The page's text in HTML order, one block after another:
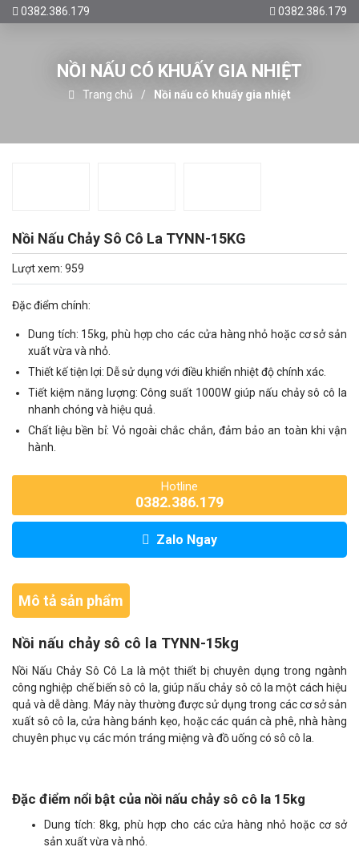
0382.386.179 0382.386.179
NỒI NẤU CÓ KHUẤY GIA NHIỆT
Trang chủ Nồi nấu có khuấy gia nhiệt
Nồi Nấu Chảy Sô Cô La TYNN-15KG
Lượt xem: 959
Đặc điểm chính:
Dung tích: 15kg, phù hợp cho các cửa hàng nhỏ hoặc cơ sở sản
xuất vừa và nhỏ.
Thiết kế tiện lợi: Dễ sử dụng với điều khiển nhiệt độ chính xác.
Tiết kiệm năng lượng: Công suất 1000W giúp nấu chảy sô cô la
nhanh chóng và hiệu quả.
Chất liệu bền bỉ: Vỏ ngoài chắc chắn, đảm bảo an toàn khi vận
hành.
Hotline
0382.386.179
Zalo Ngay
Mô tả sản phẩm
Nồi nấu chảy sô cô la TYNN-15kg
Nồi Nấu Chảy Sô Cô La là một thiết bị chuyên dụng trong ngành
công nghiệp chế biến sô cô la, giúp nấu chảy sô cô la một cách hiệu
quả và dễ dàng. Máy này thường được sử dụng trong các cơ sở sản
xuất sô cô la, cửa hàng bánh kẹo, hoặc các quán cà phê, nhà hàng
chuyên phục vụ các món tráng miệng và đồ uống có sô cô la.
Đặc điểm nổi bật của nồi nấu chảy sô cô la 15kg
Dung tích: 8kg, phù hợp cho các cửa hàng nhỏ hoặc cơ sở
sản xuất vừa và nhỏ.